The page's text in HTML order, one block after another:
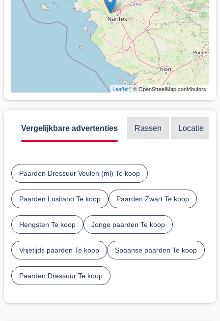
Leaflet| © OpenStreetMap contributors
Vergelijkbare advertenties Rassen Locatie
Paarden Dressuur Veulen (ml) Te koop
Paarden Lusitano Te koop Paarden Zwart Te koop
Hengsten Te koop Jonge paarden Te koop
Vrijetijds paarden Te koop Spaanse paarden Te koop
Paarden Dressuur Te koop